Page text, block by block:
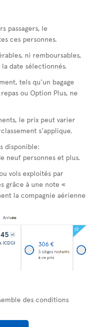
passagers, le
ces personnes.
ni remboursables,
date sélectionnés.
tels qu'un bagage
ou Option Plus, ne
le prix peut varier
s’applique.
disponible:
neuf personnes et plus.
vols exploités par
grâce à une note «
la compagnie aérienne
des conditions